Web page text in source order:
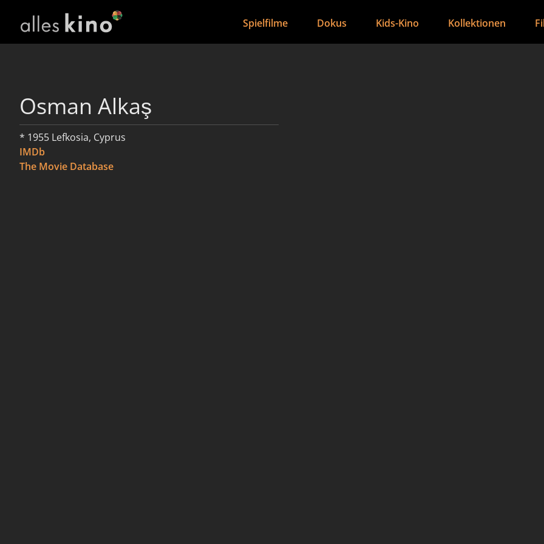
Spielfilme Dokus Kids-Kino Kollektionen
Osman Alkaş
* 1955 Lefkosia, Cyprus
IMDb
The Movie Database